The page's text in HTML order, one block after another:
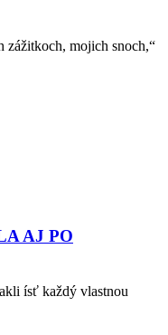
zážitkoch, mojich snoch,“
AJ PO
ísť každý vlastnou